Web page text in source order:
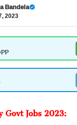
Bandela
2023
Jobs 2023: